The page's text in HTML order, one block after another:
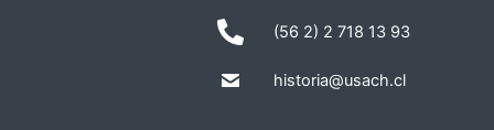
(56 2) 2 718 13 93
historia@usach.cl